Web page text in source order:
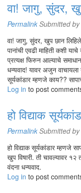
वा! जागु, सुंदर,
Permalink Submitted by
वा! जागु, सुंदर, खुप छान
पानांची एवढी माहिती कशी
प्रत्यक्ष फिरुन आल्याचे
धन्यवाद! यावर अजुन
सूर्यकांडार म्हणजे काय??
Log in to post
हो विद्याक
Permalink Submitted by
हो विद्याक सूर्यकांडार म्हणजे
खुप विषारी. ती चावल्यावर
वंदना धन्यवाद.
Log in to post